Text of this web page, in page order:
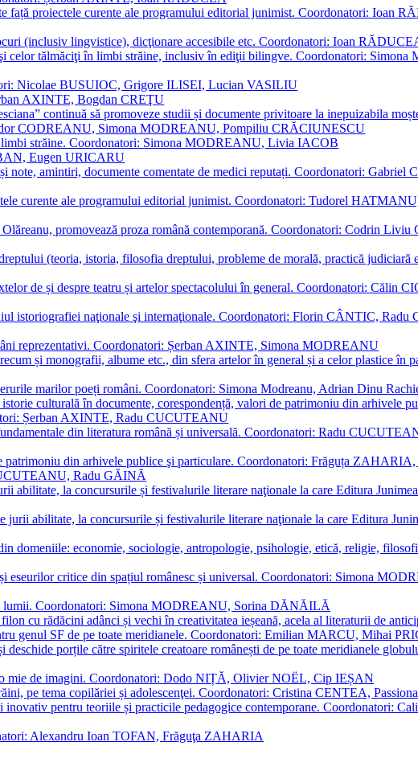
față proiectele curente ale programului editorial junimist. Coordonatori: Ioan
(inclusiv lingvistice), dicţionare accesibile etc. Coordonatori: Ioan
celor tălmăciţi în limbi străine, inclusiv în ediţii bilingve. Coordonatori:
Nicolae BUSUIOC, Grigore ILISEI, Lucian VASILIU
AXINTE, Bogdan CREŢU
continuă să promoveze studii și documente privitoare la inepuizabila
CODREANU, Simona MODREANU, Pompiliu CRĂCIUNESCU
limbi străine. Coordonatori: Simona MODREANU, Livia IACOB
Eugen URICARU
note, amintiri, documente comentate de medici reputați. Coordonatori: Gabriel
curente ale programului editorial junimist. Coordonatori: Tudorel
promovează proza română contemporană. Coordonatori: Codrin
(teoria, istoria, filosofia dreptului, probleme de morală, practică judiciară
de și despre teatru și artelor spectacolului în general. Coordonatori: Călin
istoriografiei naţionale şi internaţionale. Coordonatori: Florin CÂNTIC,
reprezentativi. Coordonatori: Șerban AXINTE, Simona MODREANU
și monografii, albume etc., din sfera artelor în general și a celor plastice în
marilor poeți români. Coordonatori: Simona Modreanu, Adrian Dinu
culturală în documente, corespondență, valori de patrimoniu din arhivele
Șerban AXINTE, Radu CUCUTEANU
din literatura română și universală. Coordonatori: Radu
patrimoniu din arhivele publice şi particulare. Coordonatori: Frăguța
Radu GĂINĂ
abilitate, la concursurile și festivalurile literare naţionale la care Editura
jurii abilitate, la concursurile și festivalurile literare naţionale la care Editura
domeniile: economie, sociologie, antropologie, psihologie, etică, religie,
eseurilor critice din spațiul românesc și universal. Coordonatori: Simona
lumii. Coordonatori: Simona MODREANU, Sorina DĂNĂILĂ
cu rădăcini adânci și vechi în creativitatea ieșeană, acela al literaturii de
genul SF de pe toate meridianele. Coordonatori: Emilian MARCU, Mihai
porțile către spiritele creatoare românești de pe toate meridianele
o mie de imagini. Coordonatori: Dodo NIȚĂ, Olivier NOËL, Cip IEȘAN
pe tema copilăriei și adolescenţei. Coordonatori: Cristina CENTEA,
pentru teoriile și practicile pedagogice contemporane. Coordonatori:
Alexandru Ioan TOFAN, Frăguţa ZAHARIA